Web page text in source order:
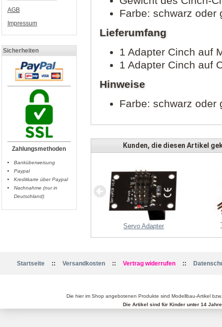
AGB
Impressum
Sicherheiten
Zahlungsmethoden
Banküberweisung
Paypal
Kreditkarte über Paypal
Nachnahme (nur in
Deutschland)
Farbe: schwarz oder
Lieferumfang
1 Adapter Cinch auf
1 Adapter Cinch auf
Hinweise
Farbe: schwarz oder
Kunden, die diesen Artikel
Servo Adapter
Startseite :: Versandkosten :: Vertrag widerrufen ::
Die hier im Shop angebotenen Produkte sind Modellbau-Artikel
Die Artikel sind für Kinder unter 14